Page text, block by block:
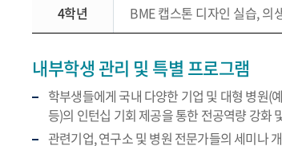
4학년 BME 캡스톤 디자인 실습, 의
내부학생 관리 및 특별 프로그램
학부생들에게 국내 다양한 기업 및 대형 병원(
등)의 인턴십 기회 제공을 통한 전공역량 강화
관련기업, 연구소 및 병원 전문가들의 세미나